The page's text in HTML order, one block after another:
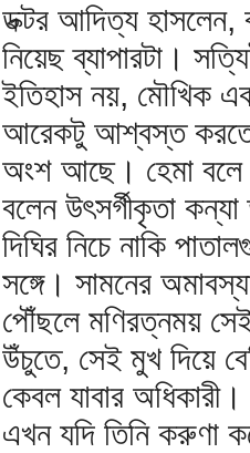
ডক্টর আদিত্য হাসলেন,
নিয়েছ ব্যাপারটা।
ইতিহাস নয়, মৌখিক
আরেকটু আশ্বস্ত করতে
অংশ আছে। হেমা বলে
বলেন উৎসর্গীকৃতা
দিঘির নিচে নাকি
সঙ্গে। সামনের
পৌঁছলে মণিরত্নময়
উঁচুতে, সেই মুখ দিয়ে
কেবল যাবার
এখন যদি তিনি করুণা